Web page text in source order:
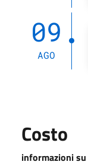
09
AGO
Costo
informazioni su